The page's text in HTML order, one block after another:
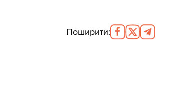
Поширити: